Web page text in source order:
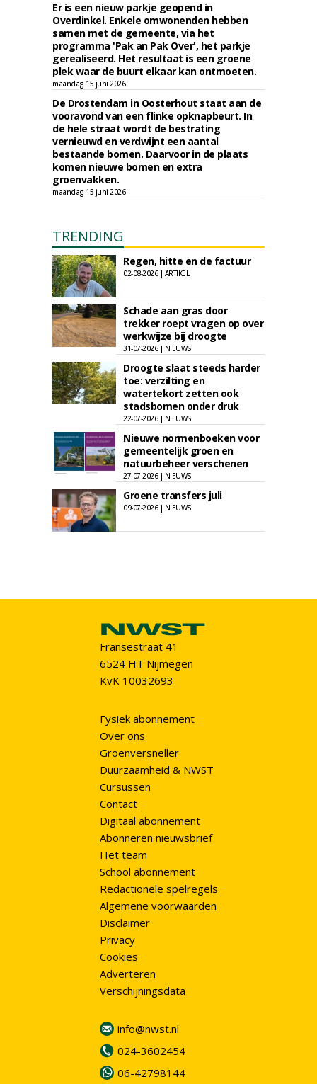
Er is een nieuw parkje geopend in
Overdinkel. Enkele omwonenden hebben
samen met de gemeente, via het
programma 'Pak an Pak Over', het parkje
gerealiseerd. Het resultaat is een groene
plek waar de buurt elkaar kan ontmoeten.
maandag 15 juni 2026
De Drostendam in Oosterhout staat aan de
vooravond van een flinke opknapbeurt. In
de hele straat wordt de bestrating
vernieuwd en verdwijnt een aantal
bestaande bomen. Daarvoor in de plaats
komen nieuwe bomen en extra
groenvakken.
maandag 15 juni 2026
TRENDING
Regen, hitte en de factuur
02-08-2026 | ARTIKEL
Schade aan gras door
trekker roept vragen op over
werkwijze bij droogte
31-07-2026 | NIEUWS
Droogte slaat steeds harder
toe: verzilting en
watertekort zetten ook
stadsbomen onder druk
22-07-2026 | NIEUWS
Nieuwe normenboeken voor
gemeentelijk groen en
natuurbeheer verschenen
27-07-2026 | NIEUWS
Groene transfers juli
09-07-2026 | NIEUWS
Fransestraat 41
6524 HT Nijmegen
KvK 10032693
Fysiek abonnement
Over ons
Groenversneller
Duurzaamheid & NWST
Cursussen
Contact
Digitaal abonnement
Abonneren nieuwsbrief
Het team
School abonnement
Redactionele spelregels
Algemene voorwaarden
Disclaimer
Privacy
Cookies
Adverteren
Verschijningsdata
info@nwst.nl
024-3602454
06-42798144